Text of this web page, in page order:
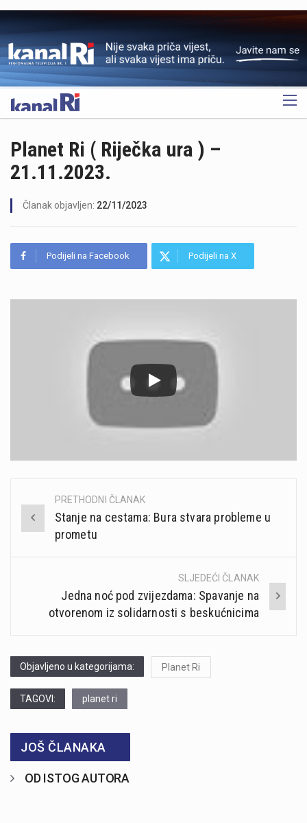
OGLAS
Planet Ri ( Riječka ura ) –
21.11.2023.
Članak objavljen: 22/11/2023
Podijeli na Facebook Podijeli na X
Post
navigation
PRETHODNI ČLANAK
Stanje na cestama: Bura stvara probleme u
prometu
SLJEDEĆI ČLANAK
Jedna noć pod zvijezdama: Spavanje na
otvorenom iz solidarnosti s beskućnicima
Objavljeno u kategorijama: Planet Ri
TAGOVI: planet ri
JOŠ ČLANAKA
OD ISTOG AUTORA